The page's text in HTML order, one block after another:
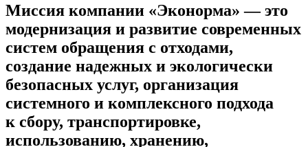
Миссия компании «Эконорма» — это
модернизация и развитие современных
систем обращения с отходами,
создание надежных и экологически
безопасных услуг, организация
системного и комплексного подхода
к сбору, транспортировке,
использованию, хранению,